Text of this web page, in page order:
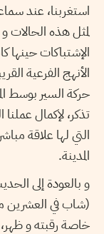
استغربنا، عند
لمثل هذه الحالات
الإشتباكات
الأنهج الفرعية
حركة السير بوسط
تذكر، لإكمال
التي لها علاقة
المدينة.
و بالعودة إلى
(شاب في العشرين
خاصة رقبته و